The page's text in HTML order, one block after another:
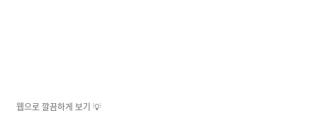
웹으로 깔끔하게 보기 💡